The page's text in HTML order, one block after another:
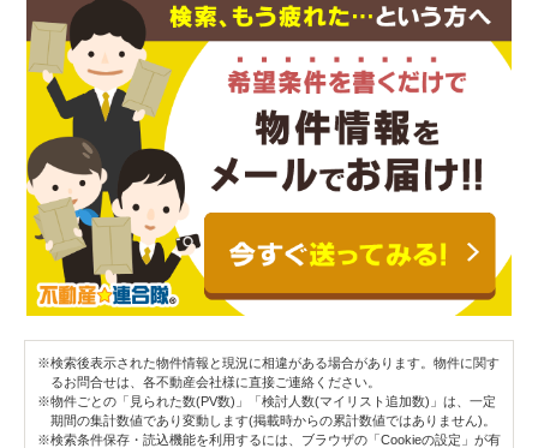
※検索後表示された物件情報と現況に相違がある場合があります。物件に関す
るお問合せは、各不動産会社様に直接ご連絡ください。
※物件ごとの「見られた数(PV数)」「検討人数(マイリスト追加数)」は、一定
期間の集計数値であり変動します(掲載時からの累計数値ではありません)。
※検索条件保存・読込機能を利用するには、ブラウザの「Cookieの設定」が有